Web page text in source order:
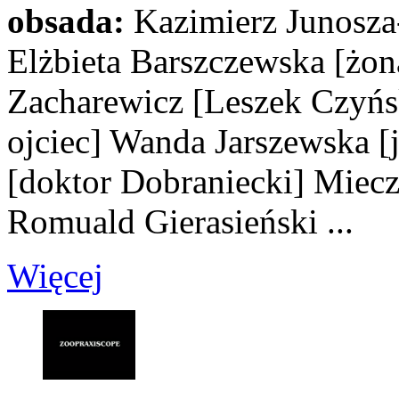
obsada: Kazimierz
Elżbieta Barszczewska
Zacharewicz [Leszek
ojciec] Wanda Jarszewska
[doktor Dobraniecki]
Romuald Gierasieński ...
Więcej